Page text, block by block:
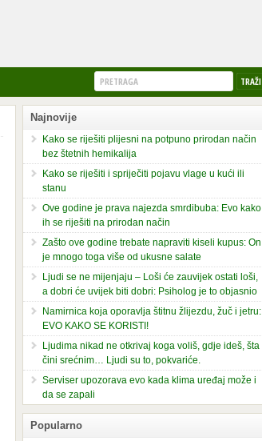
Najnovije
Kako se riješiti plijesni na potpuno prirodan način
bez štetnih hemikalija
Kako se riješiti i spriječiti pojavu vlage u kući ili
stanu
Ove godine je prava najezda smrdibuba: Evo kako
ih se riješiti na prirodan način
Zašto ove godine trebate napraviti kiseli kupus: On
je mnogo toga više od ukusne salate
Ljudi se ne mijenjaju – Loši će zauvijek ostati loši,
a dobri će uvijek biti dobri: Psiholog je to objasnio
Namirnica koja oporavlja štitnu žlijezdu, žuč i jetru:
EVO KAKO SE KORISTI!
Ljudima nikad ne otkrivaj koga voliš, gdje ideš, šta
čini srećnim… Ljudi su to, pokvariće.
Serviser upozorava evo kada klima uređaj može i
da se zapali
Popularno